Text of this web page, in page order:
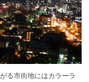
る市街地にはカラーラ